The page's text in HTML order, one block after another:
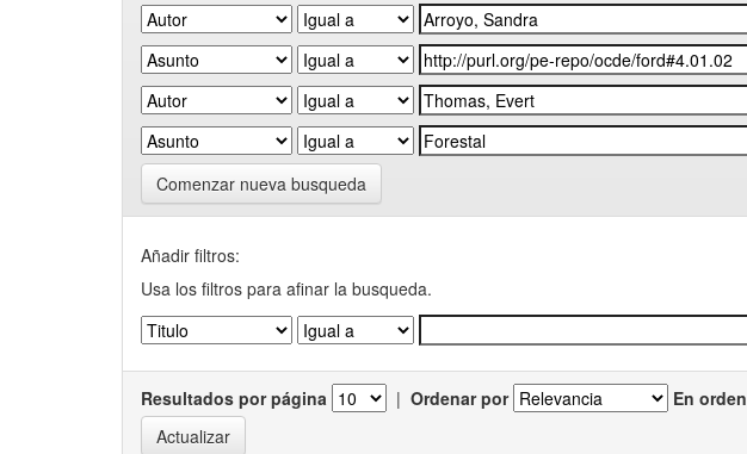
Comenzar nueva busqueda
Añadir filtros:
Usa los filtros para afinar la busqueda.
Resultados por página | Ordenar por En orden